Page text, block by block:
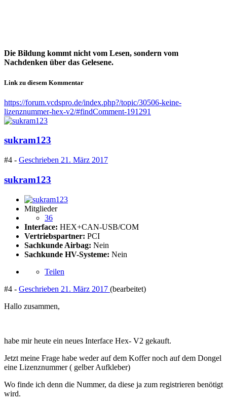
Die Bildung kommt nicht vom Lesen, sondern vom
Nachdenken über das Gelesene.
Link zu diesem Kommentar
https://forum.vcdspro.de/index.php?/topic/30506-keine-
lizenznummer-hex-v2/#findComment-191291
sukram123
#4 - Geschrieben 21. März 2017
sukram123
Mitglieder
36
Interface: HEX+CAN-USB/COM
Vertriebspartner: PCI
Sachkunde Airbag: Nein
Sachkunde HV-Systeme: Nein
Teilen
#4 - Geschrieben 21. März 2017 (bearbeitet)
Hallo zusammen,
habe mir heute ein neues Interface Hex- V2 gekauft.
Jetzt meine Frage habe weder auf dem Koffer noch auf dem Dongel
eine Lizenznummer ( gelber Aufkleber)
Wo finde ich denn die Nummer, da diese ja zum registrieren benötigt
wird.